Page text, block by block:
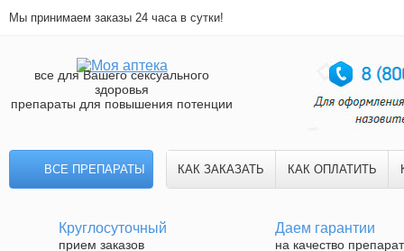
Мы принимаем заказы 24 часа в сутки!
все для Вашего сексуального
здоровья
препараты для повышения потенции
ВСЕ ПРЕПАРАТЫ КАК ЗАКАЗАТЬ КАК ОПЛАТИТЬ
Круглосуточный
прием заказов
Даем гарантии
на качество